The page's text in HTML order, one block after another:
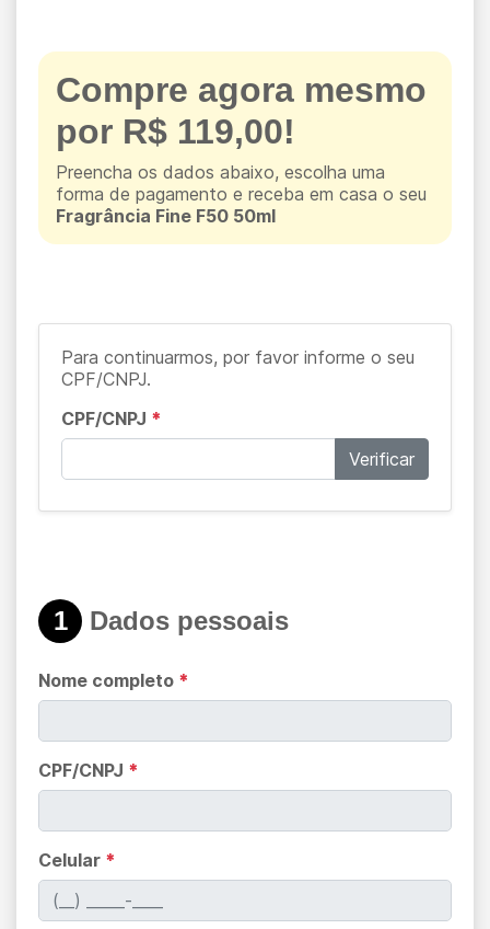
Compre agora mesmo
por R$ 119,00!
Preencha os dados abaixo, escolha uma
forma de pagamento e receba em casa o seu
Fragrância Fine F50 50ml
Para continuarmos, por favor informe o seu
CPF/CNPJ.
CPF/CNPJ *
Verificar
1 Dados pessoais
Nome completo *
CPF/CNPJ *
Celular *